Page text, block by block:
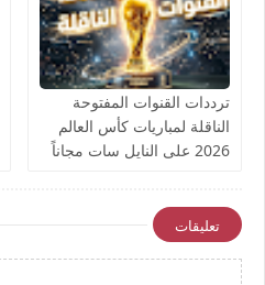
ترددات القنوات المفتوحة
الناقلة لمباريات كأس العالم
2026 على النايل سات مجاناً
تعليقات